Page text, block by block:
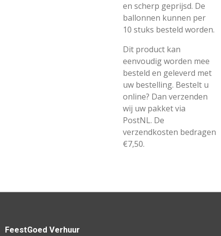
en scherp geprijsd. De
ballonnen kunnen per
10 stuks besteld worden.
Dit product kan
eenvoudig worden mee
besteld en geleverd met
uw bestelling. Bestelt u
online? Dan verzenden
wij uw pakket via
PostNL. De
verzendkosten bedragen
€7,50.
FeestGoed Verhuur